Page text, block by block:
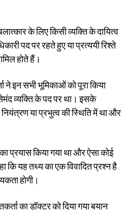
के लिए किसी व्यक्ति के दायित्व
पद पर रहते हुए या प्रत्ययी रिश्ते
होते हैं।
ने इन सभी भूमिकाओं को पूरा किया
व्यक्ति के पद पर था। इसके
या प्रभुत्व की स्थिति में था और
प्रयास किया गया था और ऐसा कोई
कि यह तथ्य का एक विवादित प्रश्न है
होगी।
का डॉक्टर को दिया गया बयान